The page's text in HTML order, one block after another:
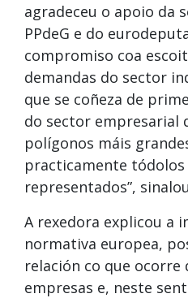
agradeceu o apoio da
PPdeG e do
compromiso coa
demandas do sector
que se coñeza de
do sector empresarial
polígonos máis
practicamente tódolos
representados”,
A rexedora explicou a
normativa europea,
relación co que ocorre
empresas e, neste